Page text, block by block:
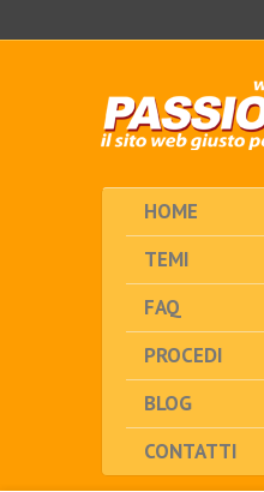
HOME
TEMI
FAQ
PROCEDI
BLOG
CONTATTI